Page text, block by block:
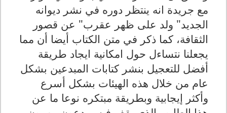
مع جريدة انه ينتظر دوره في نشر ديوانه
الجديد" ولد على ظهر عقرب" عن قصور
الثقافة، كما ذكر في متن الكتاب أيضا أن مما
يجعلنا نتساءل حول امكانية ايجاد طريقة
أفضل للتعجيل بنشر كتابات المبدعين بشكل
عام من خلال هذه الهيئات بشكل أسرع
وأكثر إيجابية وبطريقة مبتكره نوعا ما عن